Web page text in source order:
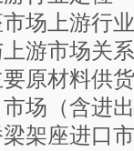
场上游行
游市场关系
原材料供
场（含进
架座进口